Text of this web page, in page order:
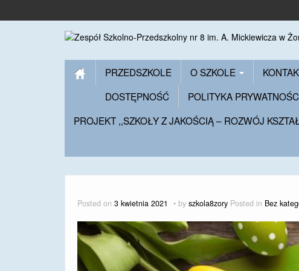
PRZEDSZKOLE O SZKOLE
DOSTĘPNOŚĆ
POLITYKA
PROJEKT ,,SZKOŁY Z JAKOŚCIĄ – ROZWÓJ
Posted on 3 kwietnia 2021 by szkola8zory Posted in Bez